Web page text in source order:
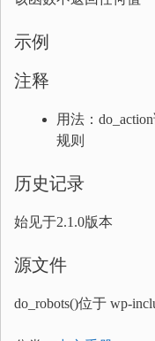
示例
注释
用法：
规则
历史记录
始见于2.1.0版本
源文件
do_robots()位于 wp-